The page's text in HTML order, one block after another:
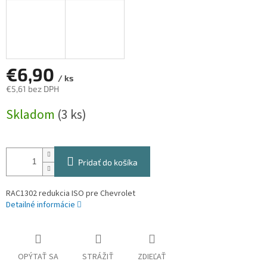
€6,90 / ks
€5,61 bez DPH
cena:
Skladom (3 ks)
Pridať do košíka
RAC1302 redukcia ISO pre Chevrolet
Detailné informácie
OPÝTAŤ SA STRÁŽIŤ ZDIEĽAŤ